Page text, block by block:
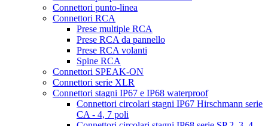
Connettori punto-linea
Connettori RCA
Prese multiple RCA
Prese RCA da pannello
Prese RCA volanti
Spine RCA
Connettori SPEAK-ON
Connettori serie XLR
Connettori stagni IP67 e IP68 waterproof
Connettori circolari stagni IP67 Hirschmann serie
CA - 4, 7 poli